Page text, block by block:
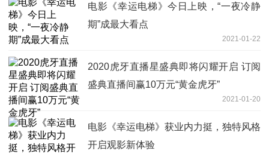
电影《幸运电梯》今日上映，“一夜冷静
期”成最大看点
2021-01-22
2020虎牙直播星盛典即将闪耀开启 订阅
盛典直播间赢10万元“黄金虎牙”
2021-01-20
电影《幸运电梯》获业内力挺，独特风格
开启观影新体验